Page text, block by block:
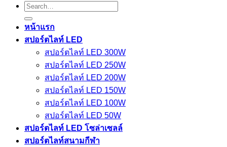
Search
for:
หน้าแรก
สปอร์ตไลท์ LED
สปอร์ตไลท์ LED 300W
สปอร์ตไลท์ LED 250W
สปอร์ตไลท์ LED 200W
สปอร์ตไลท์ LED 150W
สปอร์ตไลท์ LED 100W
สปอร์ตไลท์ LED 50W
สปอร์ตไลท์ LED โซล่าเซลล์
สปอร์ตไลท์สนามกีฬา